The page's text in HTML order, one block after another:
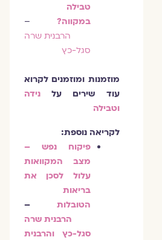
טבילה
במקווה?–
הרבנית שרה
סגל-כץ
מוזמנות ומוזמנים לקרוא
עוד שירים על
נידה
וטבילה
לקריאה נוספת:
פיקוח נפש –
מצב המקוואות
עלול לסכן את
בריאות
הטובלות–
הרבנית שרה
סגל-כץ והרבנית